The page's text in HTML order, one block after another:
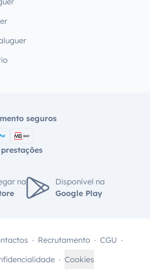
seguros
na
Disponível na
Google Play
Recrutamento
CGU
Cookies